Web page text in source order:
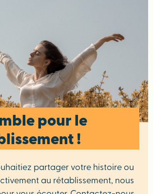
pour le
!
partager votre histoire ou
au rétablissement, nous